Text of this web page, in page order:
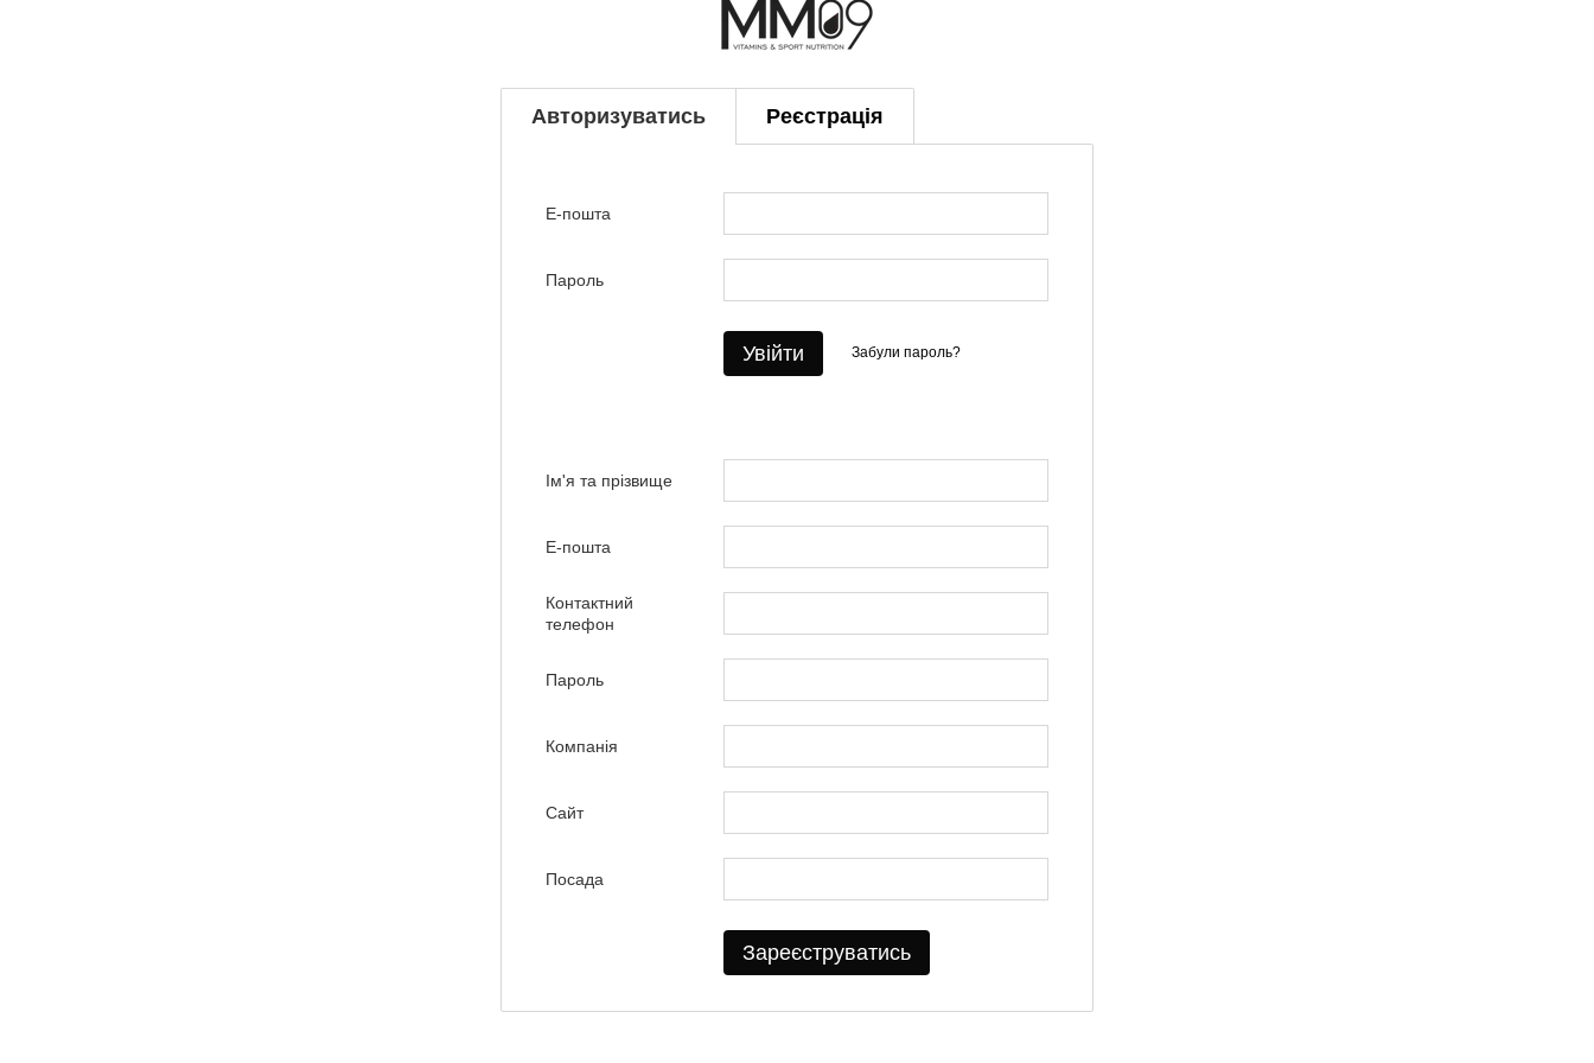
Авторизуватись Реєстрація
Е-пошта
Пароль
Увійти Забули пароль?
Ім'я та прізвище
Е-пошта
Контактний
телефон
Пароль
Компанія
Сайт
Посада
Зареєструватись